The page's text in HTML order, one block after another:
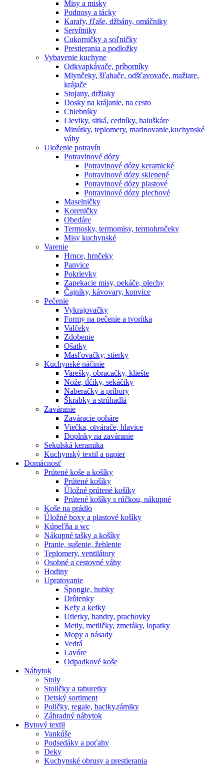
Misy a misky
Podnosy a tácky
Karafy, fľaše, džbány, omáčniky
Servítniky
Cukorničky a soľničky
Prestierania a podložky
Vybavenie kuchyne
Odkvapkávače, príborníky
Mlynčeky, šľahače, odšťavovače, mažiare,
krájače
Stojany, držiaky
Dosky na krájanie, na cesto
Chlebníky
Lieviky, sitká, cedníky, haluškáre
Minútky, teplomery, marinovanie,kuchynské
váhy
Uloženie potravín
Potravinové dózy
Potravinové dózy keramické
Potravinové dózy sklenené
Potravinové dózy plastové
Potravinové dózy plechové
Maselničky
Koreničky
Obedáre
Termosky, termomisy, termohrnčeky
Misy kuchynské
Varenie
Hrnce, hrnčeky
Panvice
Pokrievky
Zapekacie misy, pekáče, plechy
Čajníky, kávovary, konvice
Pečenie
Vykrajovačky
Formy na pečenie a tvorítka
Valčeky
Zdobenie
Ošatky
Masľovačky, stierky
Kuchynské náčinie
Varešky, obracačky, kliešte
Nože, tĺčiky, sekáčiky
Naberačky a príbory
Škrabky a strúhadlá
Zaváranie
Zaváracie poháre
Viečka, otvárače, hlavice
Doplnky na zaváranie
Sekulská keramika
Kuchynský textil a papier
Domácnosť
Prútené koše a košíky
Prútené košíky
Úložné prútené košíky
Prútené košíky s rúčkou, nákupné
Koše na prádlo
Úložné boxy a plastové košíky
Kúpeľňa a wc
Nákupné tašky a košíky
Pranie, sušenie, žehlenie
Teplomery, ventilátory
Osobné a cestovné váhy
Hodiny
Upratovanie
Špongie, hubky
Drôtenky
Kefy a kefky
Utierky, handry, prachovky
Metly, metličky, zmetáky, lopatky
Mopy a násady
Vedrá
Lavóre
Odpadkové koše
Nábytok
Stoly
Stoličky a taburetky
Detský sortiment
Poličky, regale, haciky,rámiky
Záhradný nábytok
Bytový textil
Vankúše
Podsedáky a poťahy
Deky
Kuchynské obrusy a prestierania